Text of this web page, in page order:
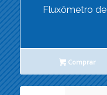
Fluxômetro
Comprar